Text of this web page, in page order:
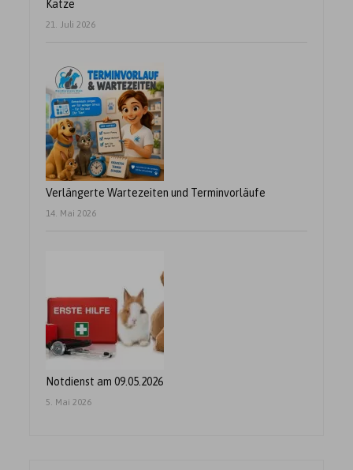
Katze
21. Juli 2026
Verlängerte Wartezeiten und Terminvorläufe
14. Mai 2026
Notdienst am 09.05.2026
5. Mai 2026